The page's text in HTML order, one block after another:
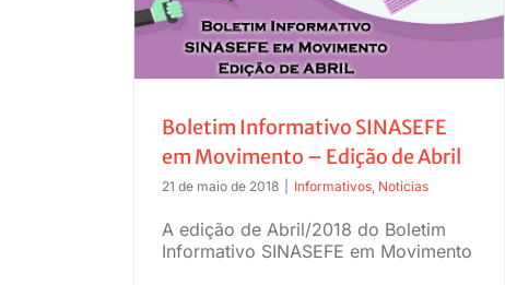
Boletim Informativo SINASEFE
em Movimento – Edição de Abril
21 de maio de 2018 Informativos, Noticias
A edição de Abril/2018 do Boletim
Informativo SINASEFE em Movimento